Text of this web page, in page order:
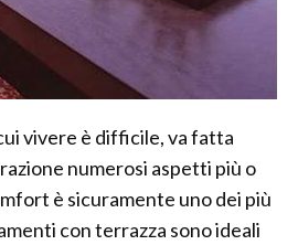
vivere è difficile, va fatta
numerosi aspetti più o
è sicuramente uno dei più
con terrazza sono ideali